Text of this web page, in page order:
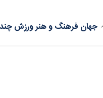
جهان فرهنگ و هنرورزش